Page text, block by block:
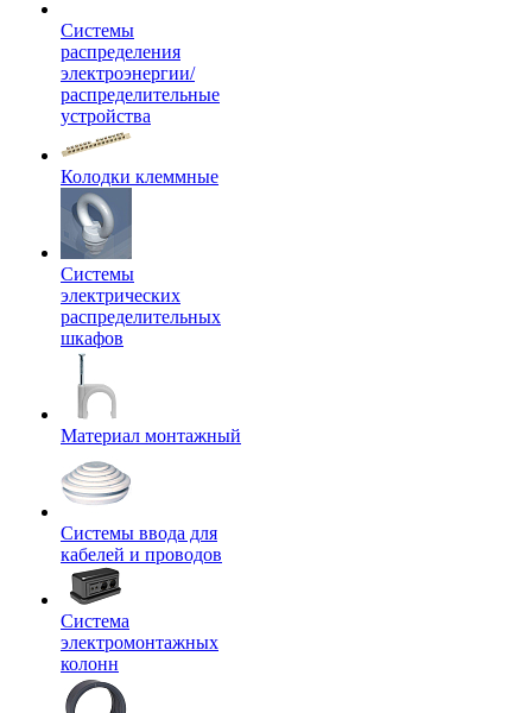
Системы
распределения
электроэнергии/
распределительные
устройства
Колодки клеммные
Системы
электрических
распределительных
шкафов
Материал монтажный
Системы ввода для
кабелей и проводов
Система
электромонтажных
колонн